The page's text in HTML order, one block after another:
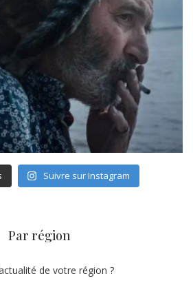
Suivre sur Instagram
Par région
de votre région ?